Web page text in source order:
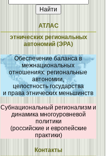
АТЛАС
этнических региональных
автономий (ЭРА)
Обеспечение баланса в
межнациональных
отношениях: региональные
автономии,
целостность государства
и права этнических меньшинств
Субнациональный регионализм и
динамика многоуровневой
политики
(российские и европейские
практики)
Контакты